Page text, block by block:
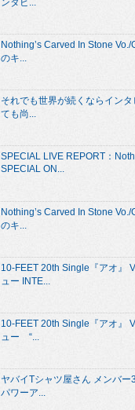
ンタビ...
Nothing’s Carved In Stone
のキ...
それでも世界が続くならイン
ても尚...
SPECIAL LIVE REPORT：
SPECIAL ON...
Nothing’s Carved In Stone
のキ...
10-FEET 20th Single『アオ』
ュー INTE...
10-FEET 20th Single『アオ』
ュー “...
ヤバイTシャツ屋さん メンバ
パワーア...